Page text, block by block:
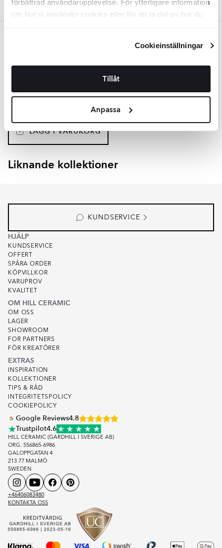
förbättrad användarupplevelse. För ytterligare information
om hur vi använder cookies eller för att ta del av hur du
Cookieinställningar
Tillåt
Anpassa
Yta:Matt
LÄGG I VARUKORG
Liknande kollektioner
SKADI
KUNDSERVICE
HJÄLP
KUNDSERVICE
OFFERT
SPÅRA ORDER
KÖPVILLKOR
VARUPROV
KVALITET
OM HILL CERAMIC
OM OSS
LAGER
SHOWROOM
FOR PARTNERS
FÖR KREATÖRER
EXTRAS
INSPIRATION
KOLLEKTIONER
TIPS & RÅD
INTEGRITETSPOLICY
COOKIEPOLICY
Google Reviews4.8
Trustpilot4.6
HILL CERAMIC (GARDHILL I SVERIGE AB)
ORG. 556865-6986
GALOPPGATAN 4
213 77 MALMÖ
SWEDEN
+46406083480
KONTAKTA OSS